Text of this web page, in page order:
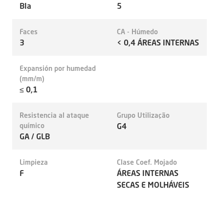
BIa 5
Faces
3
CA - Húmedo
< 0,4 ÁREAS INTERNAS
Expansión por humedad
(mm/m)
≤ 0,1
Resistencia al ataque
químico
GA / GLB
Grupo Utilização
G4
Limpieza
F
Clase Coef. Mojado
ÁREAS INTERNAS
SECAS E MOLHÁVEIS